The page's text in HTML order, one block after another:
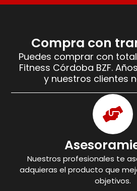
Compra con
Puedes comprar con
Fitness Córdoba BZF.
y nuestros clientes
Nuestros profesionales te
adquieras el producto que
objetivos.